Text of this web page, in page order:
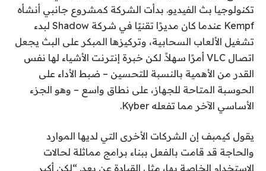
تكنولوجيا بث الفيديو. بدأت الشركة كمشروع جانبي أنشأه
Kempf عندما كان مديرًا تقنيًا في شركة Shadow لبدء
تشغيل الألعاب السحابية، وتركيزها المبكر على البث يجعل
اتصال VLC أمرًا سهلاً. لكن خبرة إنترنت الأشياء لها نفس
القدر من الأهمية بالنسبة للتحسين – ضبط الأداء على
الحوسبة المتاحة للجهاز، على نطاق واسع – وهو الجزء
الأساسي الآخر مما تفعله Kyber.
يقول كيمبف إن الشركات الأخرى التي لديها الموارد
والحاجة قد قامت بالفعل ببناء برامج مماثلة لحالات
الاستخدام الخاصة بها، مثل القيادة عن بعد. “لكن أكبر